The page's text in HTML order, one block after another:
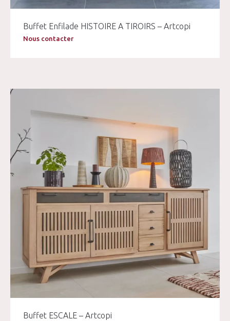
Buffet Enfilade HISTOIRE A TIROIRS – Artcopi
Nous contacter
Buffet ESCALE – Artcopi